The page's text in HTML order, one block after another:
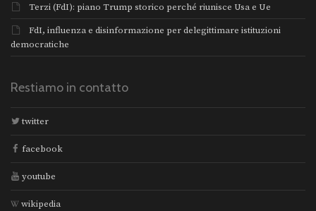
Terzi (FdI): piano Trump storico perché riunisce Usa e Ue
FdI, influenza e disinformazione per delegittimare istituzioni
democratiche
Restiamo in contatto
twitter
facebook
youtube
wikipedia